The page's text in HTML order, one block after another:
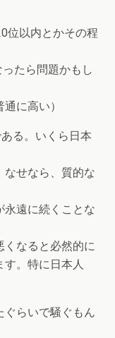
位以内とかその程
たら問題かもし
に高い）
る。いくら日本
なせなら、質的な
永遠に続くことな
くなると必然的に
。特に日本人
ぐらいで騒ぐもん